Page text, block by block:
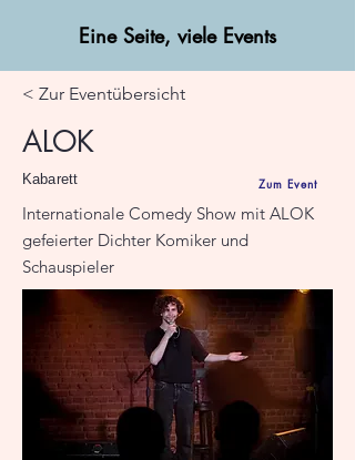
Eine Seite, viele Events
< Zur Eventübersicht
ALOK
Kabarett Zum Event
Internationale Comedy Show mit ALOK
gefeierter Dichter Komiker und
Schauspieler